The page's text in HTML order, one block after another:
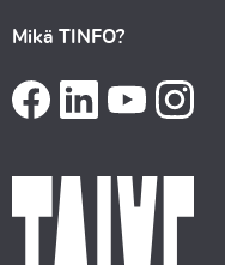
Mikä TINFO?